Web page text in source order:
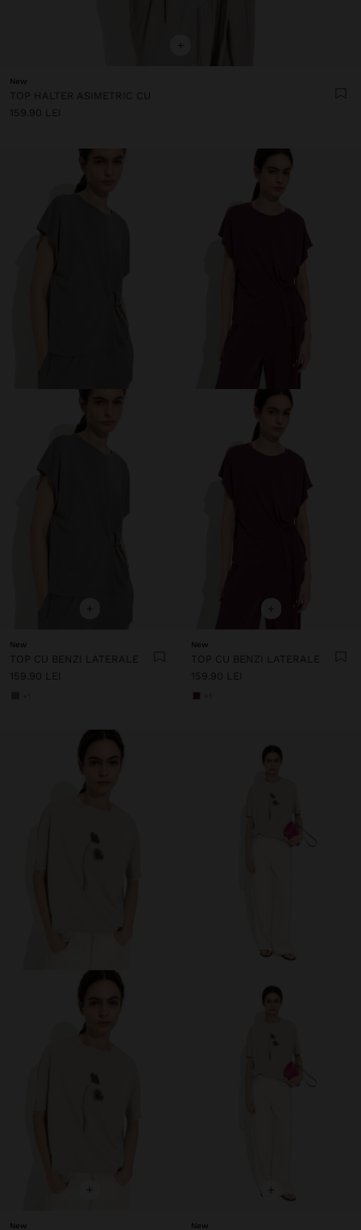
+
New
TOP HALTER ASIMETRIC CU
159.90 LEI
+
New
TOP CU BENZI LATERALE
159.90 LEI
+
New
TOP CU BENZI LATERALE
159.90 LEI
+
New
+
New